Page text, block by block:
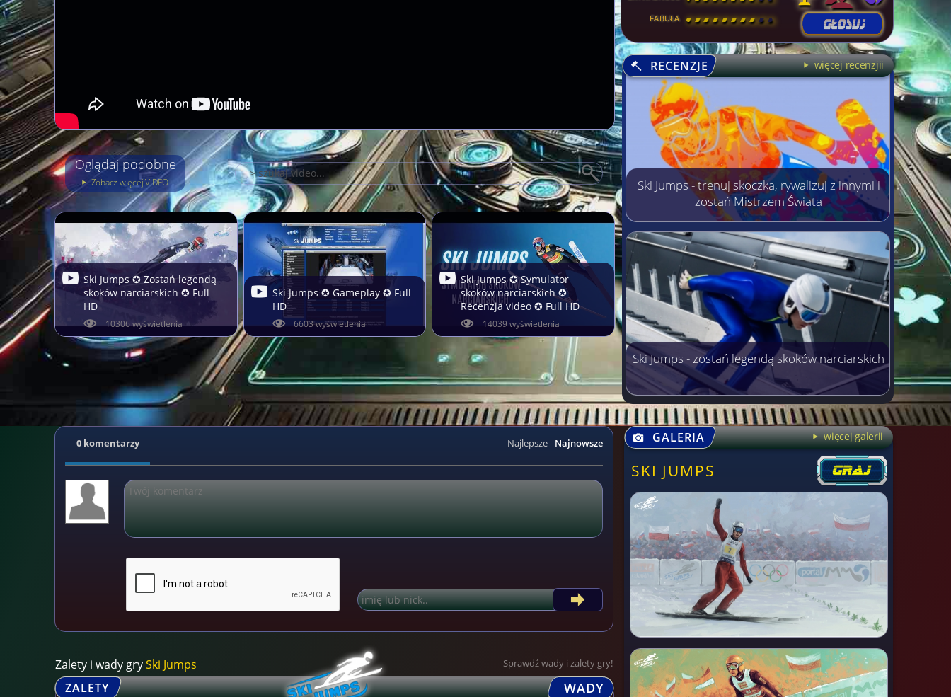
Oglądaj podobne
Zobacz więcej VIDEO
Ski Jumps ✪ Zostań legendą
skoków narciarskich ✪ Full
HD
10306 wyświetlenia
Ski Jumps ✪ Gameplay ✪ Full
HD
6603 wyświetlenia
Ski Jumps ✪ Symulator
skoków narciarskich ✪
Recenzja video ✪ Full HD
14039 wyświetlenia
FABUŁA [ \ \ \ \ \ \ \ \ ]
RECENZJE więcej recenzjii
Ski Jumps - trenuj skoczka, rywalizuj z innymi i
zostań Mistrzem Świata
Ski Jumps - zostań legendą skoków narciarskich
Najnowsze
Najlepsze
0 komentarzy
Zalety i wady grySki Jumps Sprawdź wady i zalety gry!
ZALETY WADY
GALERIA więcej galerii
SKI JUMPS